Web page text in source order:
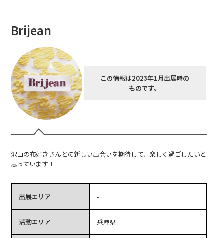
Brijean
この情報は2023年1月出展時の
ものです。
沢山の布好きさんとの新しい出会いを期待して、楽しく過ごしたいと
思っています！
出展エリア -
活動エリア 兵庫県